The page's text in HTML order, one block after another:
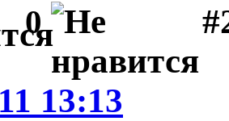
0
13:13